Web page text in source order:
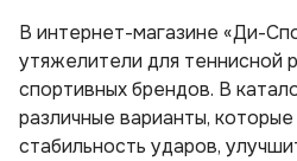
В интернет-магазине «Ди-
утяжелители для теннисной
спортивных брендов. В
различные варианты,
стабильность ударов,